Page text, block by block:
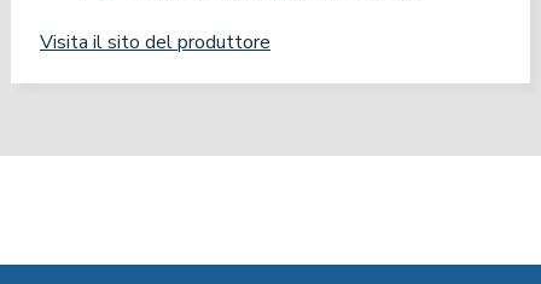
Visita il sito del produttore